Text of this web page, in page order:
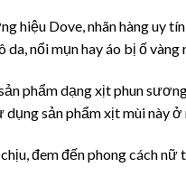
hiệu Dove, nhãn hàng uy
nổi mụn hay áo bị ố
phẩm dạng xịt phun
sản phẩm xịt mùi này
đem đến phong cách nữ